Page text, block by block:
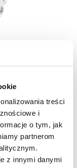
treści
i
o tym, jak
partnerom
z innymi danymi
- Eternity - 3,75 ct -